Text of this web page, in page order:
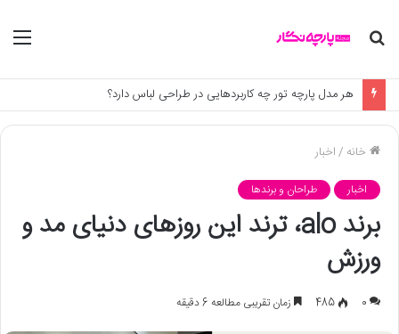
جستجو
هر مدل پارچه تور چه کاربردهایی در طراحی لباس دارد؟
خانه /اخبار
اخبار طراحان و برندها
برند alo، ترند این روزهای دنیای مد و
ورزش
0
485 زمان تقریبی مطالعه 6 دقیقه